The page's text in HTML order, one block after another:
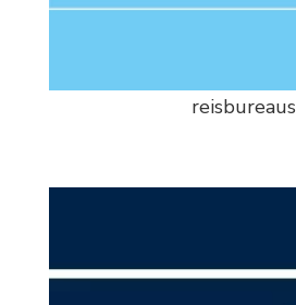
reisbureaus